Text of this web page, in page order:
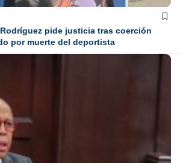
pide justicia tras coerción
por muerte del deportista